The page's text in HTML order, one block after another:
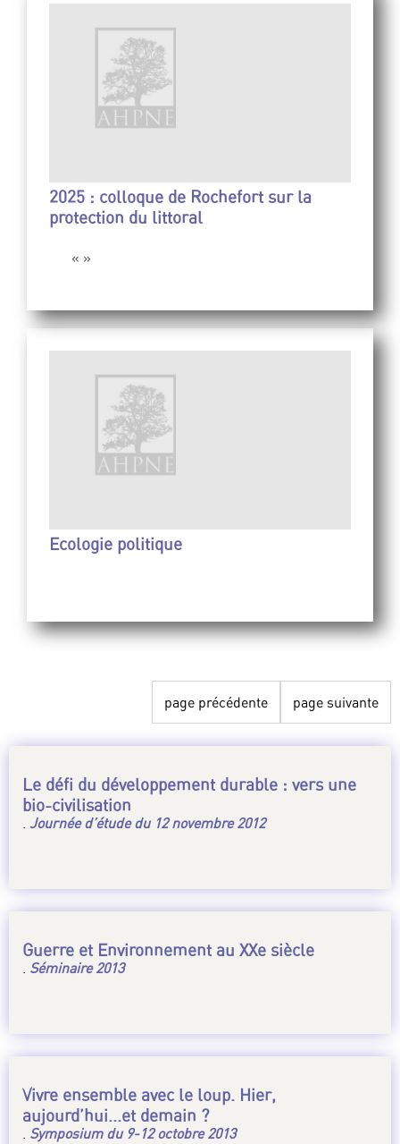
2025 : colloque de Rochefort sur la
protection du littoral
« »
Ecologie politique
page précédente page suivante
Le défi du développement durable : vers une
bio-civilisation
. Journée d’étude du 12 novembre 2012
Guerre et Environnement au XXe siècle
. Séminaire 2013
Vivre ensemble avec le loup. Hier,
aujourd’hui...et demain ?
. Symposium du 9-12 octobre 2013